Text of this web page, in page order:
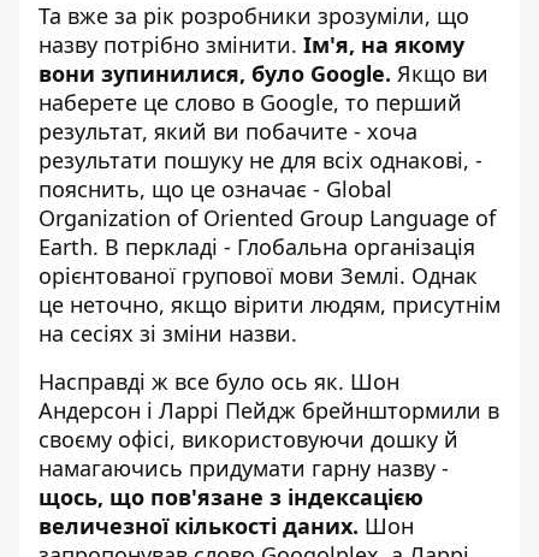
Та вже за рік розробники зрозуміли, що
назву потрібно змінити. Ім'я, на якому
вони зупинилися, було Google. Якщо ви
наберете це слово в Google, то перший
результат, який ви побачите - хоча
результати пошуку не для всіх однакові, -
пояснить, що це означає - Global
Organization of Oriented Group Language of
Earth. В перкладі - Глобальна організація
орієнтованої групової мови Землі. Однак
це неточно, якщо вірити людям, присутнім
на сесіях зі зміни назви.
Насправді ж все було ось як. Шон
Андерсон і Ларрі Пейдж брейнштормили в
своєму офісі, використовуючи дошку й
намагаючись придумати гарну назву -
щось, що пов'язане з індексацією
величезної кількості даних. Шон